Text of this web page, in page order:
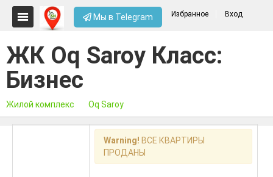
Мы в Telegram Избранное Вход
ЖК Oq Saroy Класс:
Бизнес
Жилой комплекс Oq Saroy
Warning! ВСЕ КВАРТИРЫ
ПРОДАНЫ